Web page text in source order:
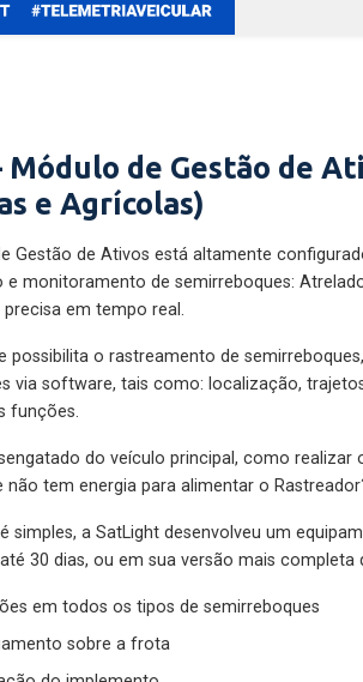
Módulo de Gestão de
e Agrícolas)
Gestão de Ativos está altamente
e monitoramento de semirreboques:
em tempo real.
possibilita o rastreamento de
via software, tais como: localização,
funções.
do veículo principal, como realizar
não tem energia para alimentar o
simples, a SatLight desenvolveu um
até 30 dias, ou em sua versão mais completa
em todos os tipos de semirreboques
sobre a frota
do implemento